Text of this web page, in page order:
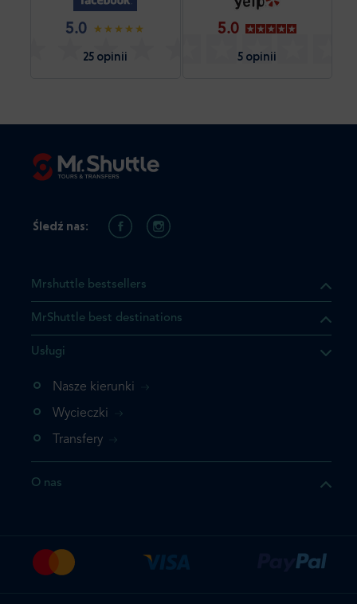
5.0
25 opinii
5.0
5 opinii
którego szukasz jest już
nie chcesz dodawać go
Mrshuttle bestsellers
MrShuttle best destinations
Usługi
Nasze kierunki
Wycieczki
Transfery
O nas
Śledź nas: